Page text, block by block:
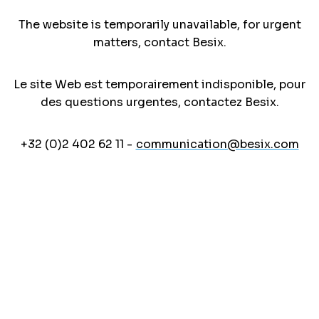
The website is temporarily unavailable, for urgent
matters, contact Besix.
Le site Web est temporairement indisponible, pour
des questions urgentes, contactez Besix.
+32 (0)2 402 62 11 - communication@besix.com